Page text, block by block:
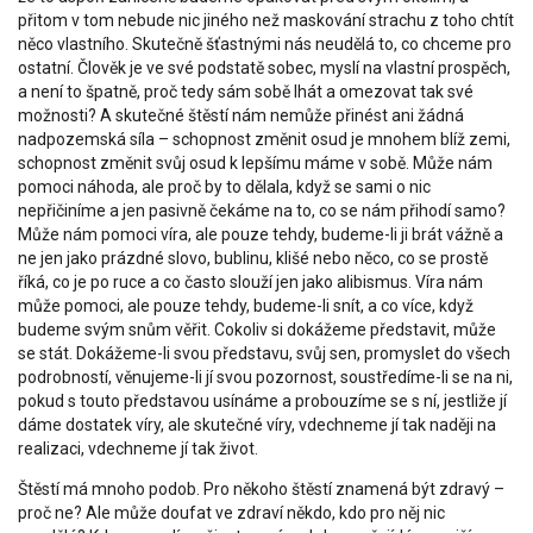
přitom v tom nebude nic jiného než maskování strachu z toho chtít
něco vlastního. Skutečně šťastnými nás neudělá to, co chceme pro
ostatní. Člověk je ve své podstatě sobec, myslí na vlastní prospěch,
a není to špatně, proč tedy sám sobě lhát a omezovat tak své
možnosti? A skutečné štěstí nám nemůže přinést ani žádná
nadpozemská síla – schopnost změnit osud je mnohem blíž zemi,
schopnost změnit svůj osud k lepšímu máme v sobě. Může nám
pomoci náhoda, ale proč by to dělala, když se sami o nic
nepřičiníme a jen pasivně čekáme na to, co se nám přihodí samo?
Může nám pomoci víra, ale pouze tehdy, budeme-li ji brát vážně a
ne jen jako prázdné slovo, bublinu, klišé nebo něco, co se prostě
říká, co je po ruce a co často slouží jen jako alibismus. Víra nám
může pomoci, ale pouze tehdy, budeme-li snít, a co více, když
budeme svým snům věřit. Cokoliv si dokážeme představit, může
se stát. Dokážeme-li svou představu, svůj sen, promyslet do všech
podrobností, věnujeme-li jí svou pozornost, soustředíme-li se na ni,
pokud s touto představou usínáme a probouzíme se s ní, jestliže jí
dáme dostatek víry, ale skutečné víry, vdechneme jí tak naději na
realizaci, vdechneme jí tak život.
Štěstí má mnoho podob. Pro někoho štěstí znamená být zdravý –
proč ne? Ale může doufat ve zdraví někdo, kdo pro něj nic